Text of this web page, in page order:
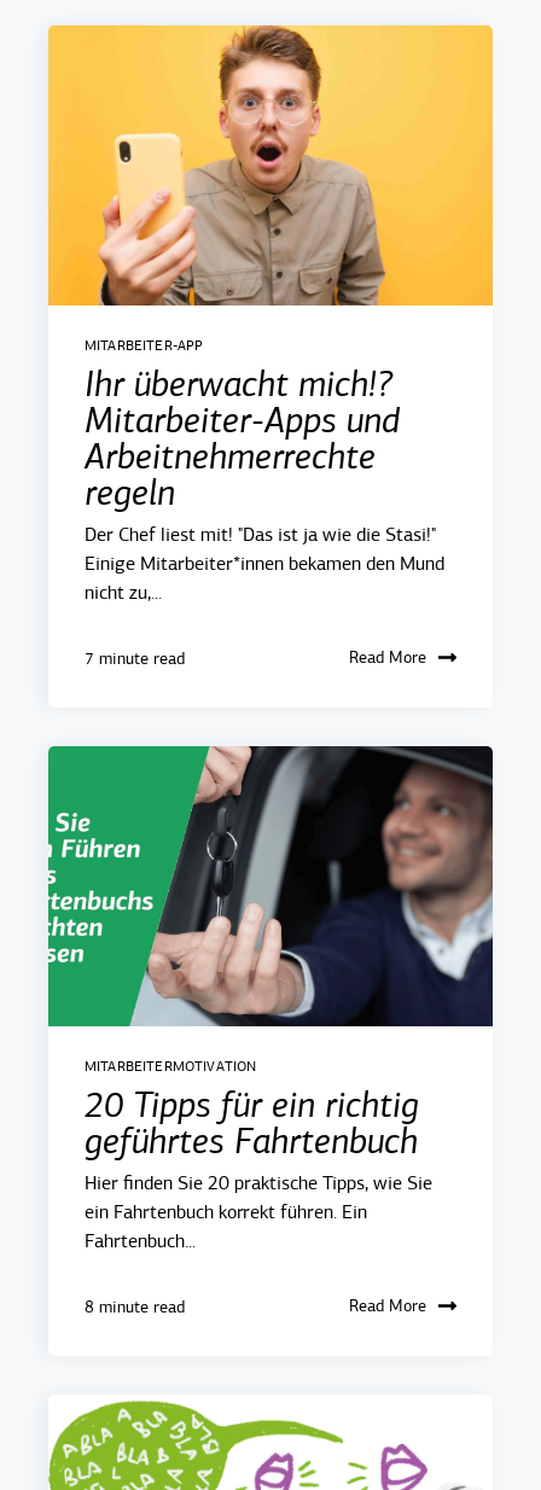
MITARBEITER-APP
Ihr überwacht mich!?
Mitarbeiter-Apps und
Arbeitnehmerrechte
regeln
Der Chef liest mit! "Das ist ja wie die Stasi!"
Einige Mitarbeiter*innen bekamen den Mund
nicht zu,...
7 minute read Read More
MITARBEITERMOTIVATION
20 Tipps für ein richtig
geführtes Fahrtenbuch
Hier finden Sie 20 praktische Tipps, wie Sie
ein Fahrtenbuch korrekt führen. Ein
Fahrtenbuch...
8 minute read Read More